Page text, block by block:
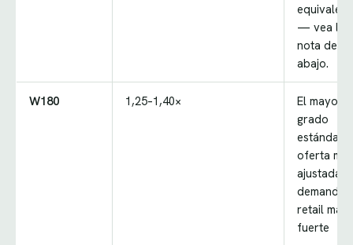
— vea la
nota de
abajo.
W180 1,25–1,40×
El mayor
grado
estándar,
oferta más
ajustada,
demanda
retail más
fuerte